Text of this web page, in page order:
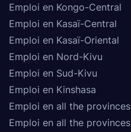
Emploi en Kongo-Central
Emploi en Kasaï-Central
Emploi en Kasaï-Oriental
Emploi en Nord-Kivu
Emploi en Sud-Kivu
Emploi en Kinshasa
Emploi en all the provinces
Emploi en all the provinces